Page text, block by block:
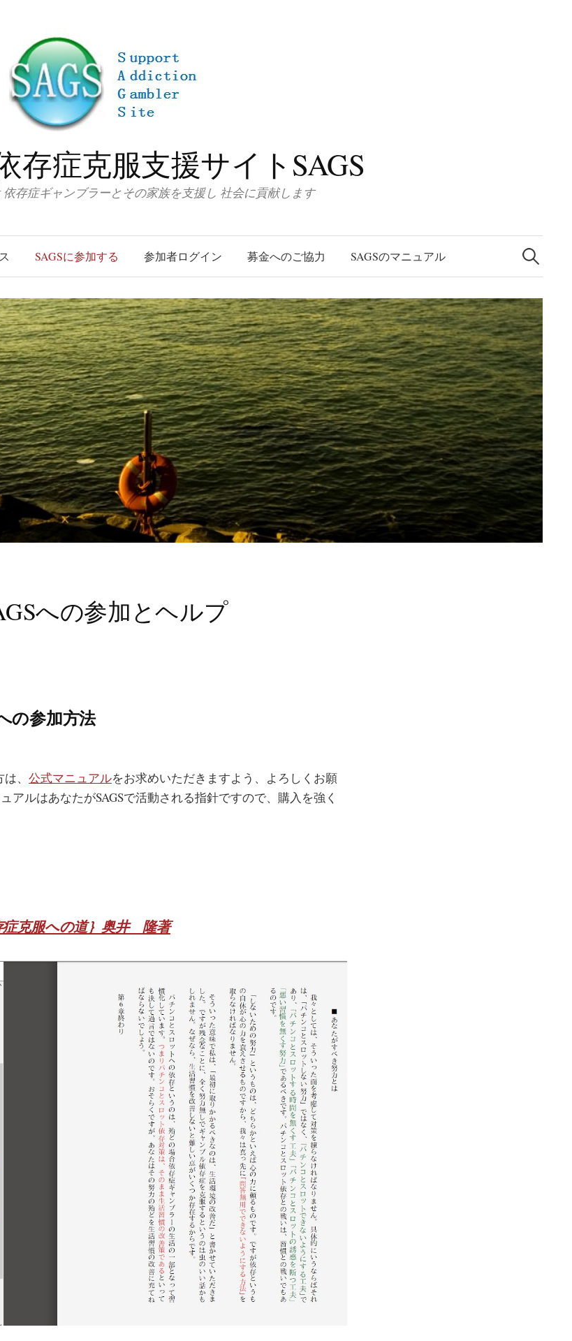
存症克服支援サイトSAGS
依存症ギャンブラーとその家族を支援し 社会に貢献します
SAGSに参加する 参加者ログイン 募金へのご協力 SAGSのマニュアル 索
への参加とヘルプ
の参加方法
、 公式マニュアルをお求めいただきますよう、よろしくお願
アルはあなたがSAGSで活動される指針ですので、購入を強く
症克服への道｝奥井 隆著